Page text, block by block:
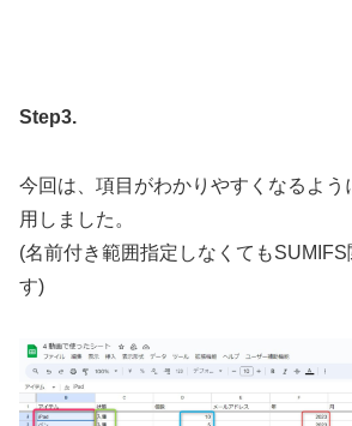
Step3.
今回は、項目がわかりやすくなるよう
用しました。
(名前付き範囲指定しなくてもSUMIFS
す)